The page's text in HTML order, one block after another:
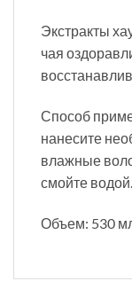
Экстракты
чая
Способ
нанесите
влажные
смойте
Объем: 530